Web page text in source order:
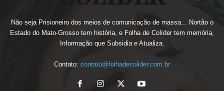
Não seja Prisioneiro dos meios de comunicação de massa... Nortão o
Estado do Mato-Grosso tem história, e Folha de Colíder tem memória,
Informação que Subsidia e Atualiza.
Contato: contato@folhadecolider.com.br